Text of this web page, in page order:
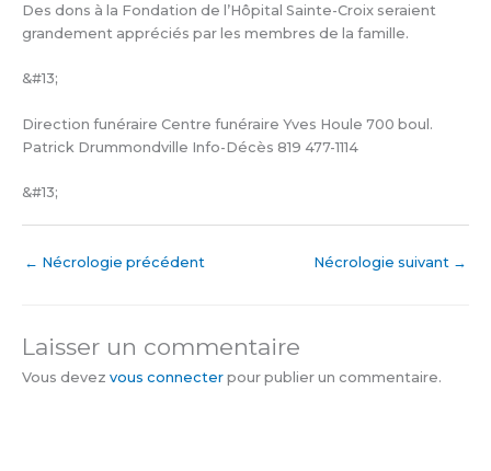
Des dons à la Fondation de l’Hôpital Sainte-Croix seraient
grandement appréciés par les membres de la famille.
&#13;
Direction funéraire Centre funéraire Yves Houle 700 boul.
Patrick Drummondville Info-Décès 819 477-1114
&#13;
← Nécrologie précédent Nécrologie suivant →
Laisser un commentaire
Vous devez vous connecter pour publier un commentaire.